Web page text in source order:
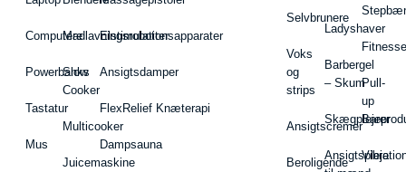
Computere
Powerbanks
Tastatur
Mus
Madlavningsrobotter
Slow
Cooker
Multicooker
Juicemaskine
Elstimulationsapparater
Ansigtsdamper
FlexRelief Knæterapi
Dampsauna
Selvbrunere
Voks
og
strips
Ansigtscremer
Beroligende
Ladyshaver
Barbergel
– Skum
Ansigtspleje
Pull-
up
Barer